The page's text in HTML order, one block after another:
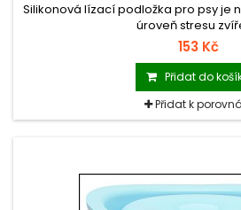
Silikonová lízací podložka pro psy je
úroveň stresu
153 Kč
Přidat do
Přidat k